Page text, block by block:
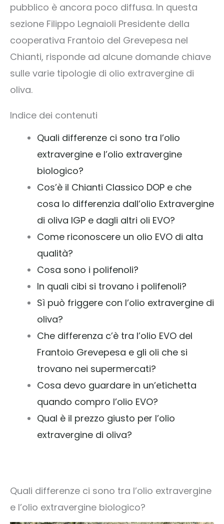
pubblico è ancora poco diffusa. In questa
sezione Filippo Legnaioli Presidente della
cooperativa Frantoio del Grevepesa nel
Chianti, risponde ad alcune domande chiave
sulle varie tipologie di olio extravergine di
oliva.
Indice dei contenuti
Quali differenze ci sono tra l’olio
extravergine e l’olio extravergine
biologico?
Cos’è il Chianti Classico DOP e che
cosa lo differenzia dall’olio Extravergine
di oliva IGP e dagli altri oli EVO?
Come riconoscere un olio EVO di alta
qualità?
Cosa sono i polifenoli?
In quali cibi si trovano i polifenoli?
Sì può friggere con l’olio extravergine di
oliva?
Che differenza c’è tra l’olio EVO del
Frantoio Grevepesa e gli oli che si
trovano nei supermercati?
Cosa devo guardare in un’etichetta
quando compro l’olio EVO?
Qual è il prezzo giusto per l’olio
extravergine di oliva?
Quali differenze ci sono tra l’olio extravergine
e l’olio extravergine biologico?